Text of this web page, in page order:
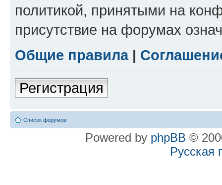
политикой, принятыми на
присутствие на форумах
Общие правила|
Регистрация
Список форумов
Powered by phpBB ©
Русская